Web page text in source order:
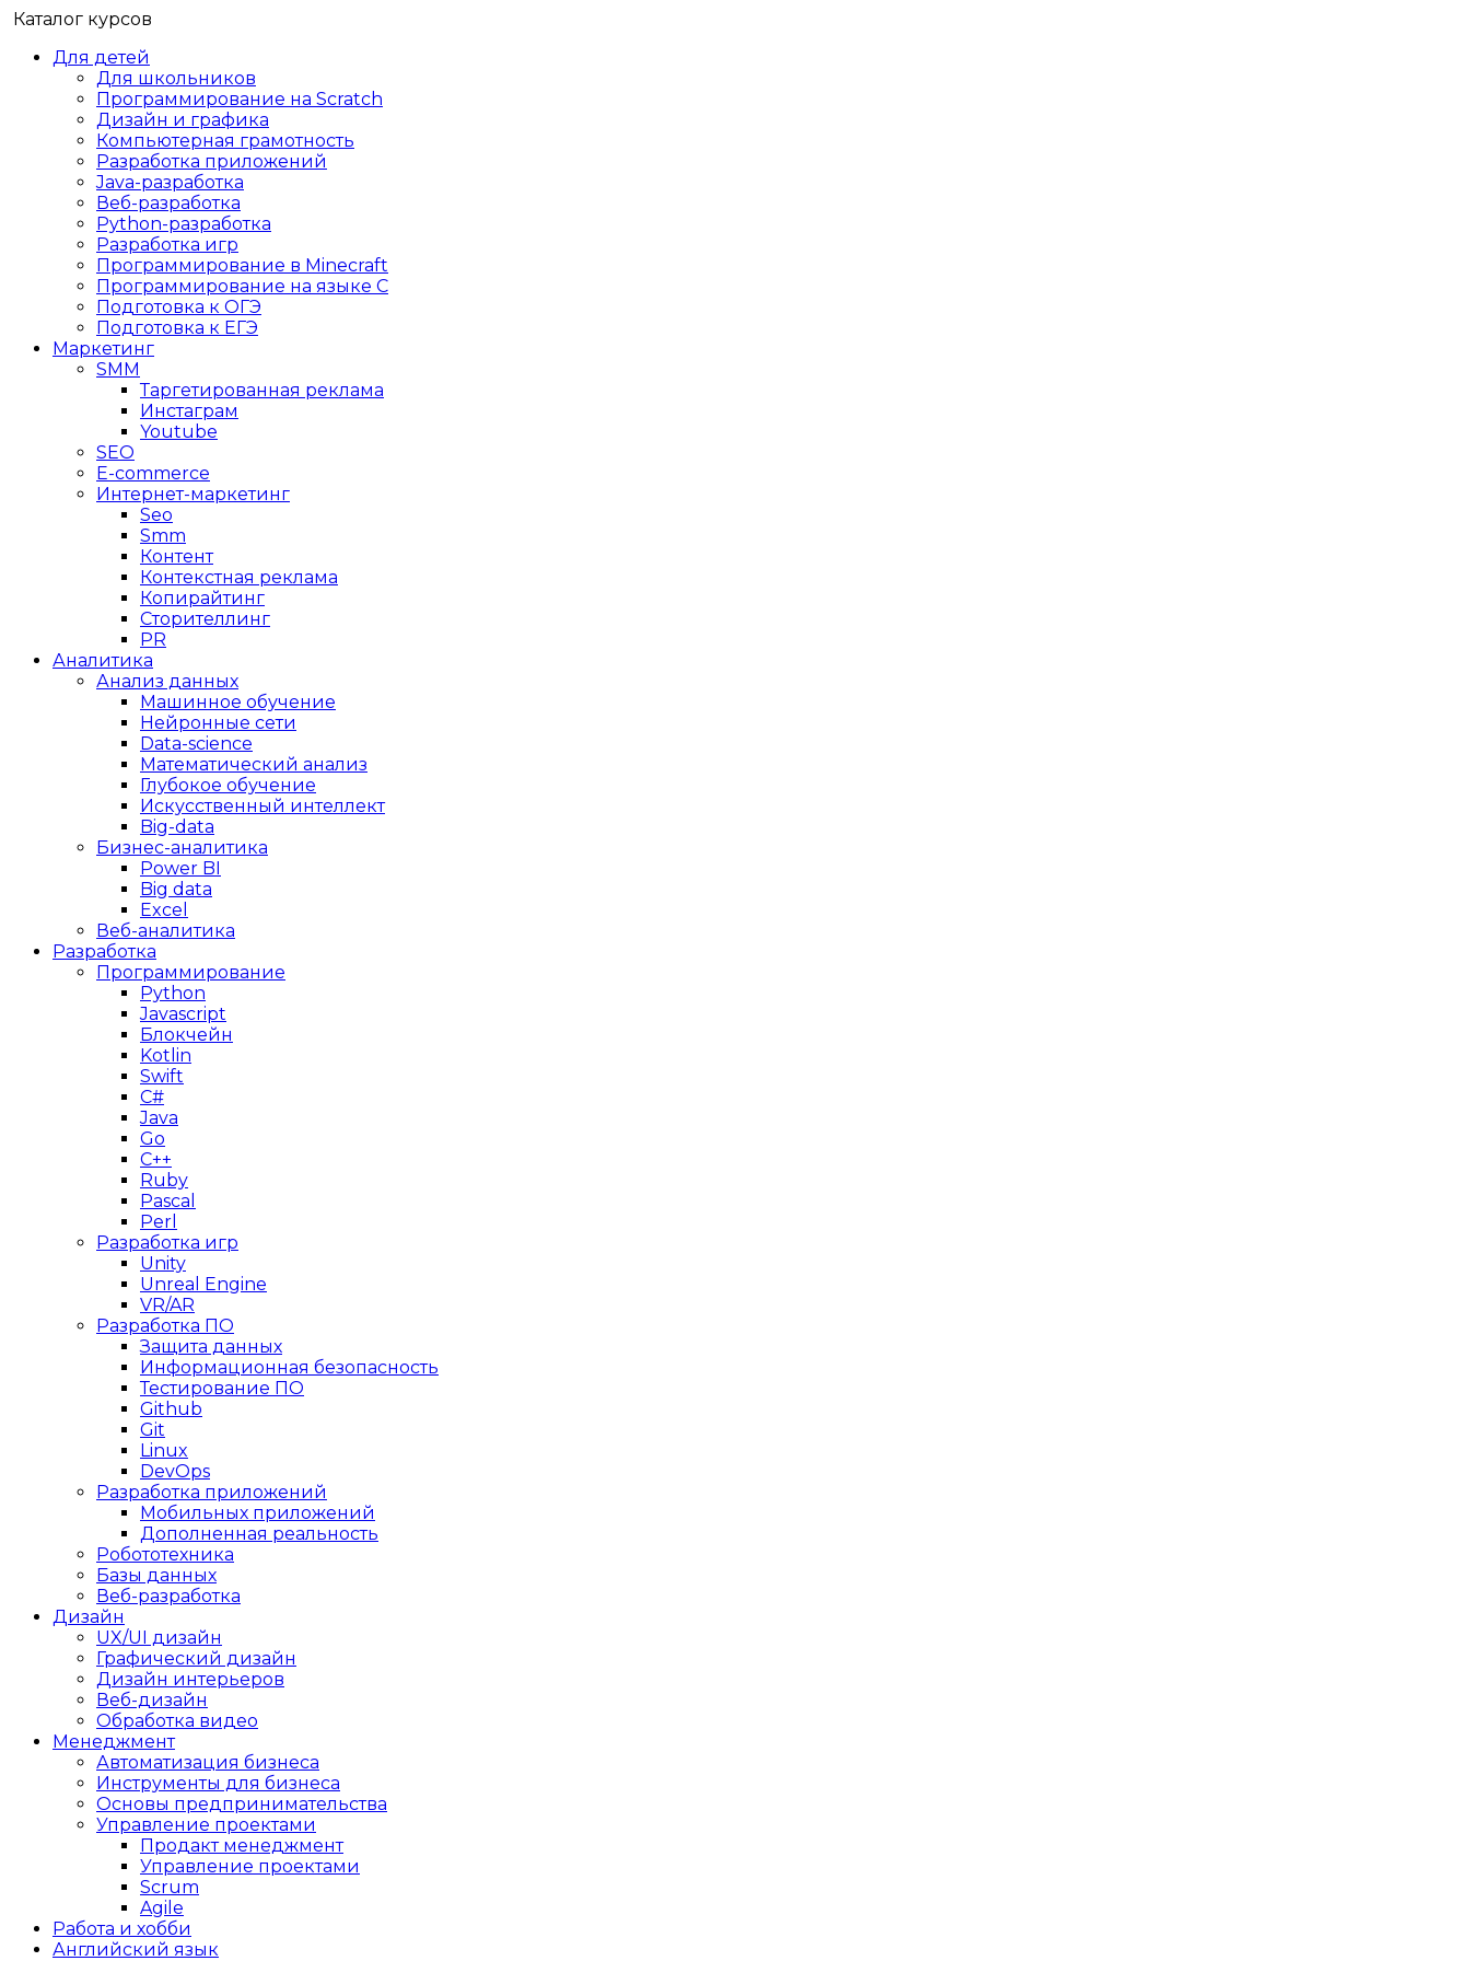
Каталог курсов
Для детей
Для школьников
Программирование на Scratch
Дизайн и графика
Компьютерная грамотность
Разработка приложений
Java-разработка
Веб-разработка
Python-разработка
Разработка игр
Программирование в Minecraft
Программирование на языке C
Подготовка к ОГЭ
Подготовка к ЕГЭ
Маркетинг
SMM
Таргетированная реклама
Инстаграм
Youtube
SEO
E-сommerce
Интернет-маркетинг
Seo
Smm
Контент
Контекстная реклама
Копирайтинг
Сторителлинг
PR
Аналитика
Анализ данных
Машинное обучение
Нейронные сети
Data-science
Математический анализ
Глубокое обучение
Искусственный интеллект
Big-data
Бизнес-аналитика
Power BI
Big data
Excel
Веб-аналитика
Разработка
Программирование
Python
Javascript
Блокчейн
Kotlin
Swift
C#
Java
Go
C++
Ruby
Pascal
Perl
Разработка игр
Unity
Unreal Engine
VR/AR
Разработка ПО
Защита данных
Информационная безопасность
Тестирование ПО
Github
Git
Linux
DevOps
Разработка приложений
Мобильных приложений
Дополненная реальность
Робототехника
Базы данных
Веб-разработка
Дизайн
UX/UI дизайн
Графический дизайн
Дизайн интерьеров
Веб-дизайн
Обработка видео
Менеджмент
Автоматизация бизнеса
Инструменты для бизнеса
Основы предпринимательства
Управление проектами
Продакт менеджмент
Управление проектами
Scrum
Agile
Работа и хобби
Английский язык